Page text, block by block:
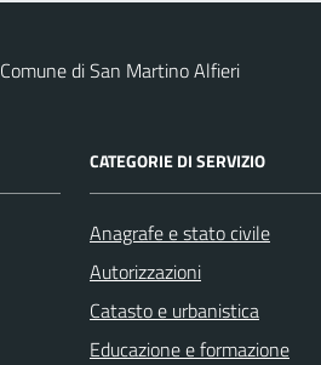
Comune di San Martino Alfieri
CATEGORIE DI SERVIZIO
Anagrafe e stato civile
Autorizzazioni
Catasto e urbanistica
Educazione e formazione